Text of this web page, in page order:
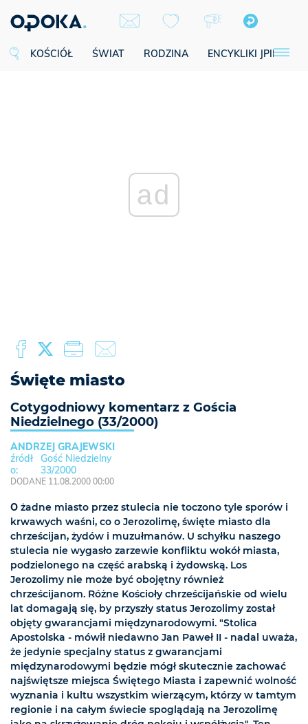
KOŚCIÓŁ ŚWIAT RODZINA ENCYKLIKI JPII
ad
Święte miasto
Cotygodniowy komentarz z Gościa
Niedzielnego (33/2000)
ANDRZEJ GRAJEWSKI
Gość Niedzielny
33/2000
DODANE 11.08.2000 00:00
O żadne miasto przez stulecia nie toczono tyle sporów i
krwawych waśni, co o Jerozolimę, święte miasto dla
chrześcijan, żydów i muzułmanów. U schyłku naszego
stulecia nie wygasło zarzewie konfliktu wokół miasta,
podzielonego na część arabską i żydowską. Los
Jerozolimy nie może być obojętny również
chrześcijanom. Różne Kościoły chrześcijańskie od wielu
lat domagają się, by przyszły status Jerozolimy został
objęty gwarancjami międzynarodowymi. "Stolica
Apostolska - mówił niedawno Jan Paweł II - nadal uważa,
że jedynie specjalny status z gwarancjami
międzynarodowymi będzie mógł skutecznie zachować
najświętsze miejsca Świętego Miasta i zapewnić wolność
wyznania i kultu wszystkim wierzącym, którzy w tamtym
regionie i na całym świecie spoglądają na Jerozolimę